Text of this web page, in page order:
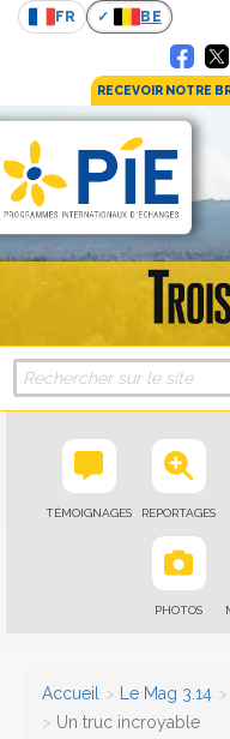
FR BE
RECEVOIR NOTRE
TÉMOIGNAGES REPORTAGES
PHOTOS
Accueil Le Mag 3.14
Un truc incroyable